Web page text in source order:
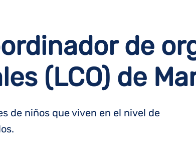
de
(LCO) de
de niños que viven en el nivel de